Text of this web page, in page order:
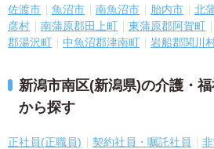
佐渡市
魚沼市 南魚沼市 胎内市 北
彦村
南蒲原郡田上町 東蒲原郡阿賀町
郡湯沢町
中魚沼郡津南町 岩船郡関川
新潟市南区(新潟県)の介護・
から探す
正社員(正職員) 契約社員・嘱託社員